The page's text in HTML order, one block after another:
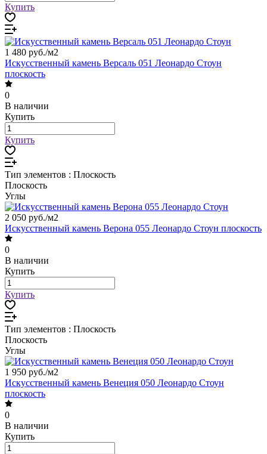
Купить
1 480 руб./м2
Искусственный камень Версаль 051 Леонардо Стоун
плоскость
0
В наличии
Купить
Купить
Тип элементов : Плоскость
Плоскость
Углы
2 050 руб./м2
Искусственный камень Верона 055 Леонардо Стоун плоскость
0
В наличии
Купить
Купить
Тип элементов : Плоскость
Плоскость
Углы
1 950 руб./м2
Искусственный камень Венеция 050 Леонардо Стоун
плоскость
0
В наличии
Купить